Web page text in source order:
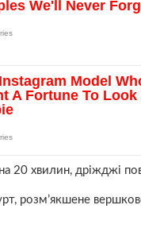
20 хвилин, дріжджі
розм’якшене